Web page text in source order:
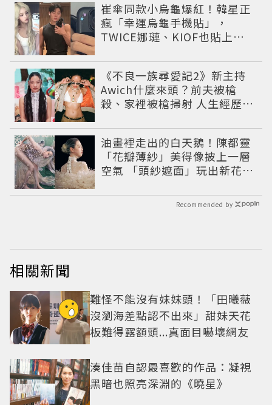
崔傘同款小烏龜爆紅！韓星正
瘋「幸運烏龜手機貼」，
TWICE娜璉、KIOF也貼上求
《不良一族尋愛記2》新主持
Awich什麼來頭？前夫被槍
殺、家裡被槍掃射 人生經歷比
油畫裡走出的白天鵝！陳都靈
「花瓣薄紗」美得像披上一層
空氣 「頭紗遮面」玩出新花樣
Recommended by
相關新聞
難怪不能沒有妹妹頭！「田曦薇
沒瀏海差點認不出來」甜妹天花
板難得露額頭...真面目嚇壞網友
湊佳苗自認最喜歡的作品：凝視
黑暗也照亮深淵的《曉星》